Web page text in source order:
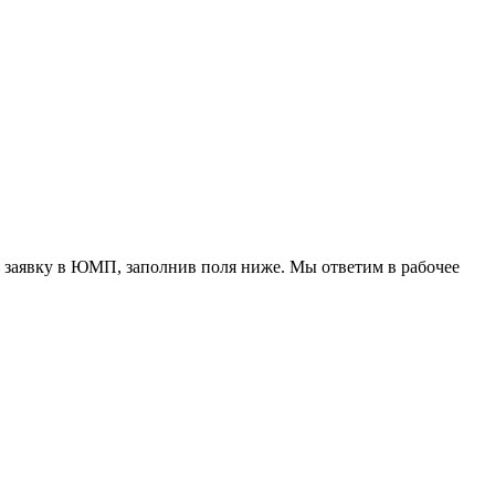
в ЮМП, заполнив поля ниже. Mы ответим в рабочее